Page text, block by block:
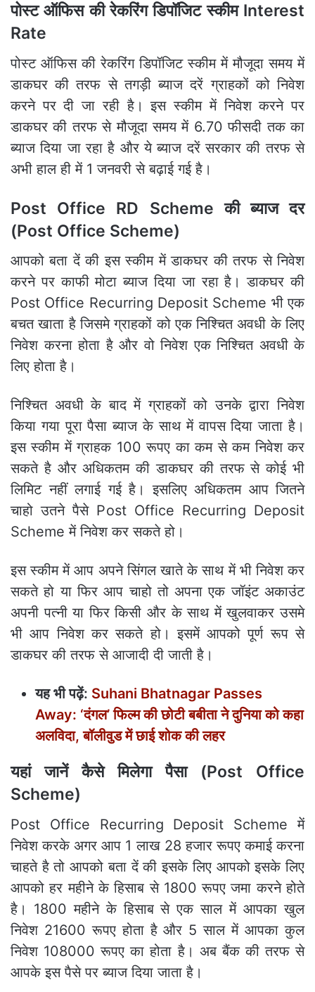
पोस्ट ऑफिस की रेकरिंग डिपॉजिट स्कीम Interest
Rate
पोस्ट ऑफिस की रेकरिंग डिपॉजिट स्कीम में मौजूदा समय में
डाकघर की तरफ से तगड़ी ब्याज दरें ग्राहकों को निवेश
करने पर दी जा रही है। इस स्कीम में निवेश करने पर
डाकघर की तरफ से मौजूदा समय में 6.70 फीसदी तक का
ब्याज दिया जा रहा है और ये ब्याज दरें सरकार की तरफ से
अभी हाल ही में 1 जनवरी से बढ़ाई गई है।
Post Office RD Scheme की ब्याज दर
(Post Office Scheme)
आपको बता दें की इस स्कीम में डाकघर की तरफ से निवेश
करने पर काफी मोटा ब्याज दिया जा रहा है। डाकघर की
Post Office Recurring Deposit Scheme भी एक
बचत खाता है जिसमे ग्राहकों को एक निश्चित अवधी के लिए
निवेश करना होता है और वो निवेश एक निश्चित अवधी के
लिए होता है।
निश्चित अवधी के बाद में ग्राहकों को उनके द्वारा निवेश
किया गया पूरा पैसा ब्याज के साथ में वापस दिया जाता है।
इस स्कीम में ग्राहक 100 रूपए का कम से कम निवेश कर
सकते है और अधिकतम की डाकघर की तरफ से कोई भी
लिमिट नहीं लगाई गई है। इसलिए अधिकतम आप जितने
चाहो उतने पैसे Post Office Recurring Deposit
Scheme में निवेश कर सकते हो।
इस स्कीम में आप अपने सिंगल खाते के साथ में भी निवेश कर
सकते हो या फिर आप चाहो तो अपना एक जॉइंट अकाउंट
अपनी पत्नी या फिर किसी और के साथ में खुलवाकर उसमे
भी आप निवेश कर सकते हो। इसमें आपको पूर्ण रूप से
डाकघर की तरफ से आजादी दी जाती है।
यह भी पढ़ें: Suhani Bhatnagar Passes
Away: ‘दंगल’ फिल्‍म की छोटी बबीता ने दुनिया को कहा
अलविदा, बॉलीवुड में छाई शोक की लहर
यहां जानें कैसे मिलेगा पैसा (Post Office
Scheme)
Post Office Recurring Deposit Scheme में
निवेश करके अगर आप 1 लाख 28 हजार रूपए कमाई करना
चाहते है तो आपको बता दें की इसके लिए आपको इसके लिए
आपको हर महीने के हिसाब से 1800 रूपए जमा करने होते
है। 1800 महीने के हिसाब से एक साल में आपका खुल
निवेश 21600 रूपए होता है और 5 साल में आपका कुल
निवेश 108000 रूपए का होता है। अब बैंक की तरफ से
आपके इस पैसे पर ब्याज दिया जाता है।